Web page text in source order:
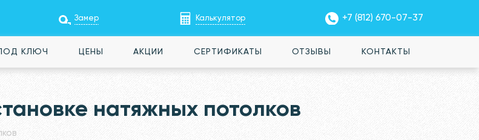
Замер Калькулятор +7 (812) 670-07-37
КЛЮЧ ЦЕНЫ АКЦИИ СЕРТИФИКАТЫ ОТЗЫВЫ КОНТАКТЫ
натяжных потолков